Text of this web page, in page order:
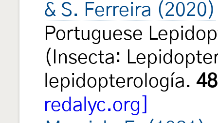
& S. Ferreira (2020)
Portuguese
(Insecta:
lepidopterología. 48
redalyc.org]